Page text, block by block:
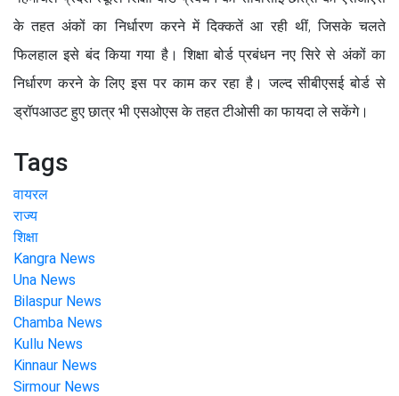
के तहत अंकों का निर्धारण करने में दिक्कतें आ रही थीं, जिसके चलते
फिलहाल इसे बंद किया गया है। शिक्षा बोर्ड प्रबंधन नए सिरे से अंकों का
निर्धारण करने के लिए इस पर काम कर रहा है। जल्द सीबीएसई बोर्ड से
ड्रॉपआउट हुए छात्र भी एसओएस के तहत टीओसी का फायदा ले सकेंगे।
Tags
वायरल
राज्य
शिक्षा
Kangra News
Una News
Bilaspur News
Chamba News
Kullu News
Kinnaur News
Sirmour News